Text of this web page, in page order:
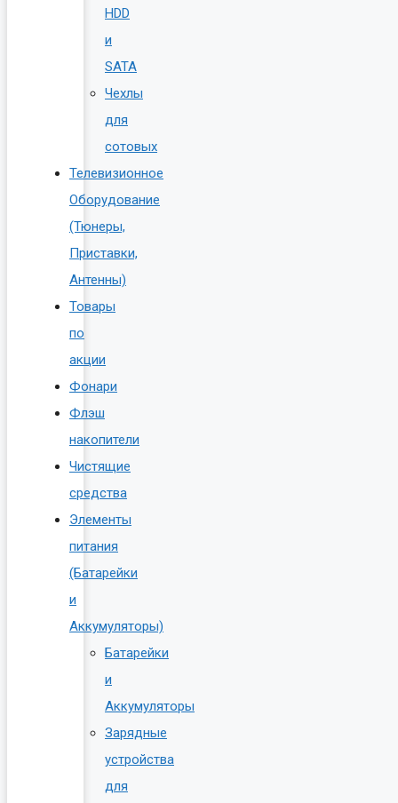
HDD
и
SATA
Чехлы
для
сотовых
Телевизионное
Оборудование
(Тюнеры,
Приставки,
Антенны)
Товары
по
акции
Фонари
Флэш
накопители
Чистящие
средства
Элементы
питания
(Батарейки
и
Аккумуляторы)
Батарейки
и
Аккумуляторы
Зарядные
устройства
для